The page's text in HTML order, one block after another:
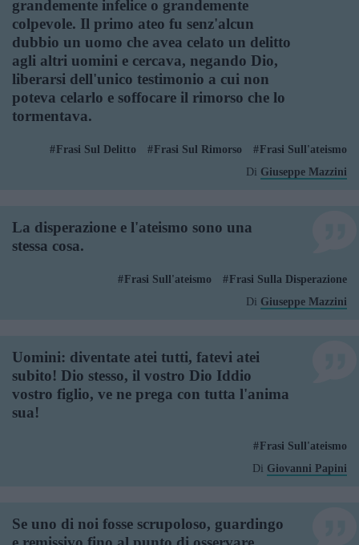
grandemente infelice o grandemente
colpevole. Il primo ateo fu senz'alcun
dubbio un uomo che avea celato un delitto
agli altri uomini e cercava, negando Dio,
liberarsi dell'unico testimonio a cui non
poteva celarlo e soffocare il rimorso che lo
tormentava.
Frasi Sul Delitto Frasi Sul Rimorso
Frasi Sull'ateismo
Di Giuseppe Mazzini
La disperazione e l'ateismo sono una
stessa cosa.
Frasi Sull'ateismo
Frasi Sulla Disperazione
Di Giuseppe Mazzini
Uomini: diventate atei tutti, fatevi atei
subito! Dio stesso, il vostro Dio Iddio
vostro figlio, ve ne prega con tutta l'anima
sua!
Frasi Sull'ateismo
Di Giovanni Papini
Se uno di noi fosse scrupoloso, guardingo